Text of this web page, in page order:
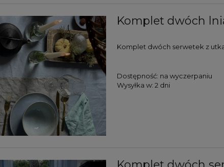
Komplet dwóch
Komplet dwóch serwetek z
Dostępność: na wyczerpaniu
Wysyłka w: 2 dni